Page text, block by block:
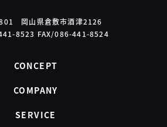
岡山県倉敷市酒津2126
8523 FAX/086-441-8524
CONCEPT
COMPANY
SERVICE